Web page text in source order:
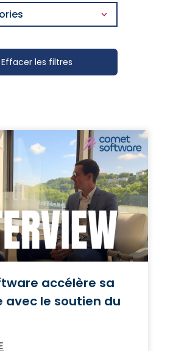
Effacer les filtres
accélère sa
avec le soutien du